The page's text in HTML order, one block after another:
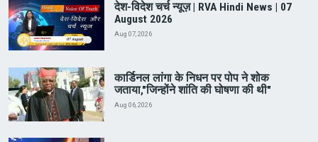
देश-विदेश चर्च न्यूज़ | RVA Hindi News | 07
August 2026
Aug 07, 2026
कार्डिनल लांगा के निधन पर पोप ने शोक
जताया,"जिन्होंने शांति की घोषणा की थी"
Aug 06, 2026